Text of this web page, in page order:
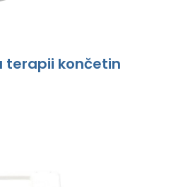
terapii končetin